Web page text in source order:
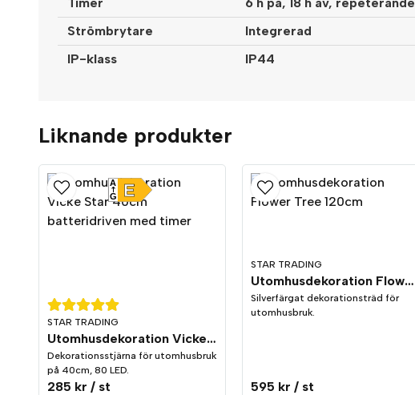
Strömbrytare
Integrerad
IP-klass
IP44
Liknande produkter
STAR TRADING
Utomhusdekoration Vicke Star 40cm
Dekorationsstjärna för utomhusbruk
på 40cm, 80 LED.
285 kr / st
E
A
G
STAR TRADING
Utomhusdekoration Flower Tree 120cm
Silverfärgat dekorationsträd för
utomhusbruk.
595 kr / st